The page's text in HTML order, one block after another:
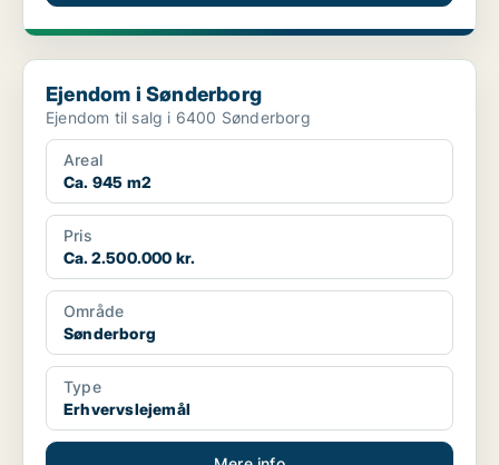
Ejendom i Sønderborg
Ejendom i Sønderborg
Ejendom til salg i 6400 Sønderborg
Areal
Ca. 945 m2
Pris
Ca. 2.500.000 kr.
Område
Sønderborg
Type
Erhvervslejemål